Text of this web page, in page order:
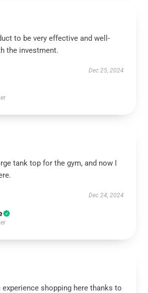
to be very effective and well-
the investment.
Dec 25, 2024
tank top for the gym, and now I
Dec 24, 2024
shopping here thanks to